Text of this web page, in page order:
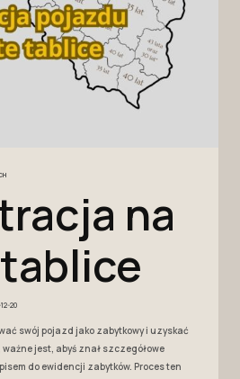
na
20
swój pojazd jako zabytkowy i uzyskać
jest, abyś znał szczegółowe
do ewidencji zabytków. Proces ten